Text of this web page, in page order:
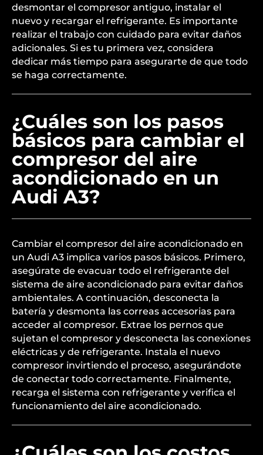
desmontar el compresor antiguo, instalar el
nuevo y recargar el refrigerante. Es importante
realizar el trabajo con cuidado para evitar daños
adicionales. Si es tu primera vez, considera
dedicar más tiempo para asegurarte de que todo
se haga correctamente.
¿Cuáles son los pasos
básicos para cambiar el
compresor del aire
acondicionado en un
Audi A3?
Cambiar el compresor del aire acondicionado en
un Audi A3 implica varios pasos básicos. Primero,
asegúrate de evacuar todo el refrigerante del
sistema de aire acondicionado para evitar daños
ambientales. A continuación, desconecta la
batería y desmonta las correas accesorias para
acceder al compresor. Extrae los pernos que
sujetan el compresor y desconecta las conexiones
eléctricas y de refrigerante. Instala el nuevo
compresor invirtiendo el proceso, asegurándote
de conectar todo correctamente. Finalmente,
recarga el sistema con refrigerante y verifica el
funcionamiento del aire acondicionado.